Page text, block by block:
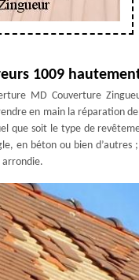
1009
MD Couverture
en main la réparation
que soit le type de
en béton ou bien